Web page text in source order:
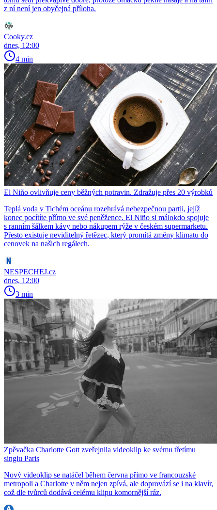
z ní není jen obyčejná příloha.
Cooky.cz
dnes, 12:00
4 min
El Niño ovlivňuje ceny běžných potravin. Zdražuje přes 20 výrobků
Teplá voda v Tichém oceánu rozehrává nebezpečnou partii, jejíž
konec pocítíte přímo ve své peněžence. El Niño si málokdo spojuje
s ranním šálkem kávy nebo nákupem rýže v českém supermarketu.
Přesto existuje neviditelný řetězec, který promítá změny klimatu do
cenovek na našich regálech.
NESPECHEJ.cz
dnes, 12:00
3 min
Zpěvačka Charlotte Gott zveřejnila videoklip ke svému třetímu
singlu Paris
Nový videoklip se natáčel během června přímo ve francouzské
metropoli a Charlotte v něm nejen zpívá, ale doprovází se i na klavír,
což dle tvůrců dodává celému klipu komornější ráz.